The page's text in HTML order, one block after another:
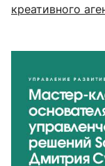
креативного